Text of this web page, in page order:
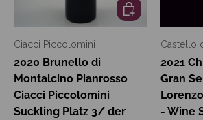
Ciacci Piccolomini
2020 Brunello di
Montalcino Pianrosso
Ciacci Piccolomini
Suckling Platz 3/ der
In den Warenkorb
Castello
2021
Gran
- Wine